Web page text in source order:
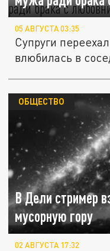
05 АВГУСТА 03:35
Супруги
влюбилась в
В Дели стример
мусорную гору
ОБЩЕСТВО
02 АВГУСТА 17:32